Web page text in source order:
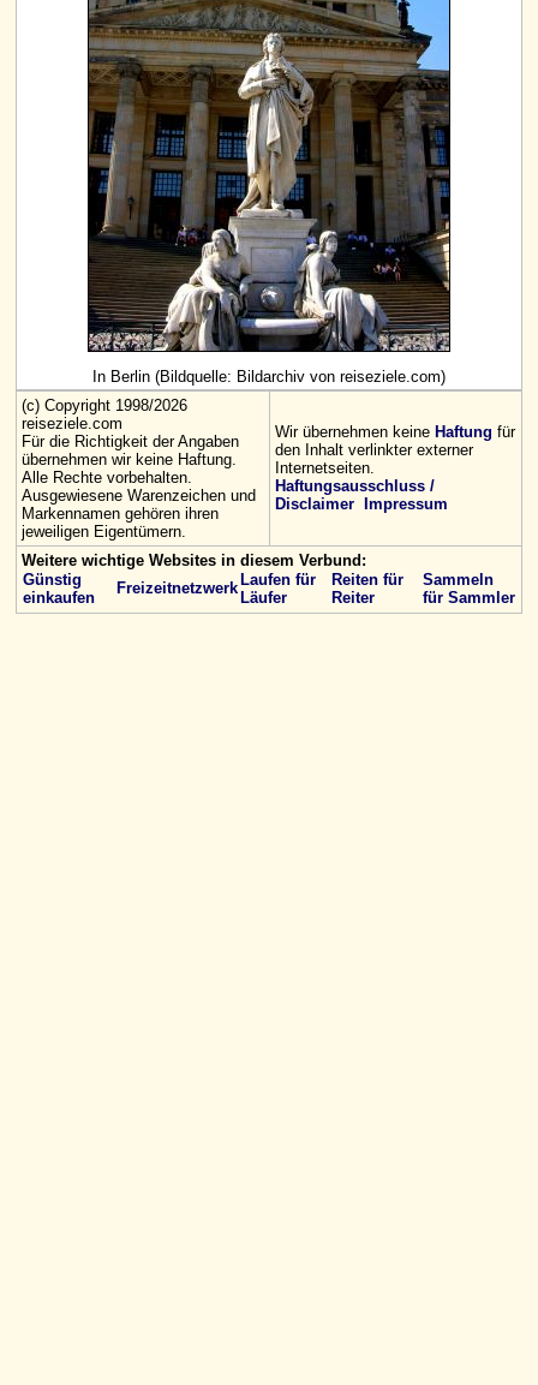
In Berlin (Bildquelle: Bildarchiv von reiseziele.com)
(c) Copyright 1998/2026
reiseziele.com
Für die Richtigkeit der Angaben
übernehmen wir keine Haftung.
Alle Rechte vorbehalten.
Ausgewiesene Warenzeichen und
Markennamen gehören ihren
jeweiligen Eigentümern.
Wir übernehmen keine Haftung für
den Inhalt verlinkter externer
Internetseiten.
Haftungsausschluss /
Disclaimer
Impressum
Weitere wichtige Websites in diesem Verbund:
Günstig
einkaufen
Freizeitnetzwerk Laufen für
Läufer
Reiten für
Reiter
Sammeln
für Sammler